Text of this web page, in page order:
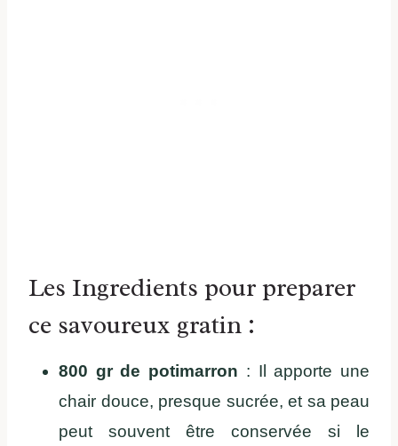
Les Ingredients pour preparer
ce savoureux gratin :
800 gr de potimarron : Il apporte une
chair douce, presque sucrée, et sa peau
peut souvent être conservée si le